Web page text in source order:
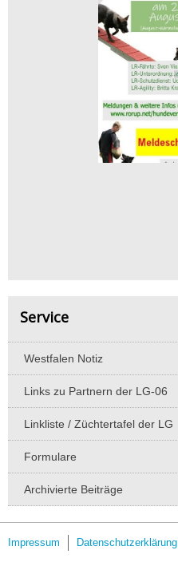
Service
Westfalen Notiz
Links zu Partnern der LG-06
Linkliste / Züchtertafel der LG
Formulare
Archivierte Beiträge
Impressum Datenschutzerklärung